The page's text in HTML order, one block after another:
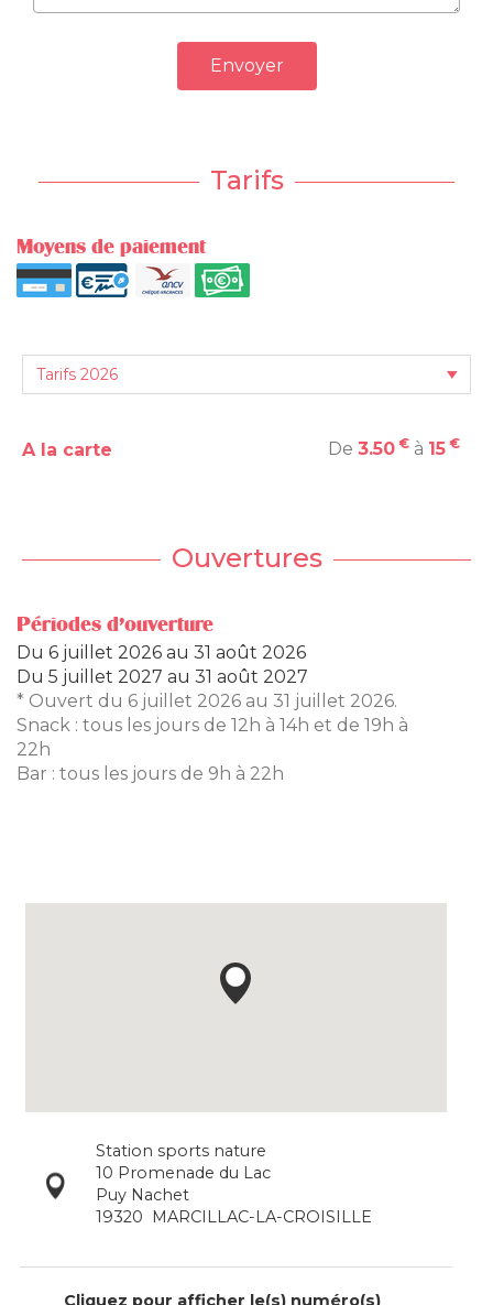
Envoyer
Tarifs
Moyens de paiement
A la carte De 3.50 € à 15 €
Ouvertures
Périodes d'ouverture
Du 6 juillet 2026 au 31 août 2026
Du 5 juillet 2027 au 31 août 2027
* Ouvert du 6 juillet 2026 au 31 juillet 2026.
Snack : tous les jours de 12h à 14h et de 19h à
22h
Bar : tous les jours de 9h à 22h
Station sports nature
10 Promenade du Lac
Puy Nachet
19320
MARCILLAC-LA-CROISILLE